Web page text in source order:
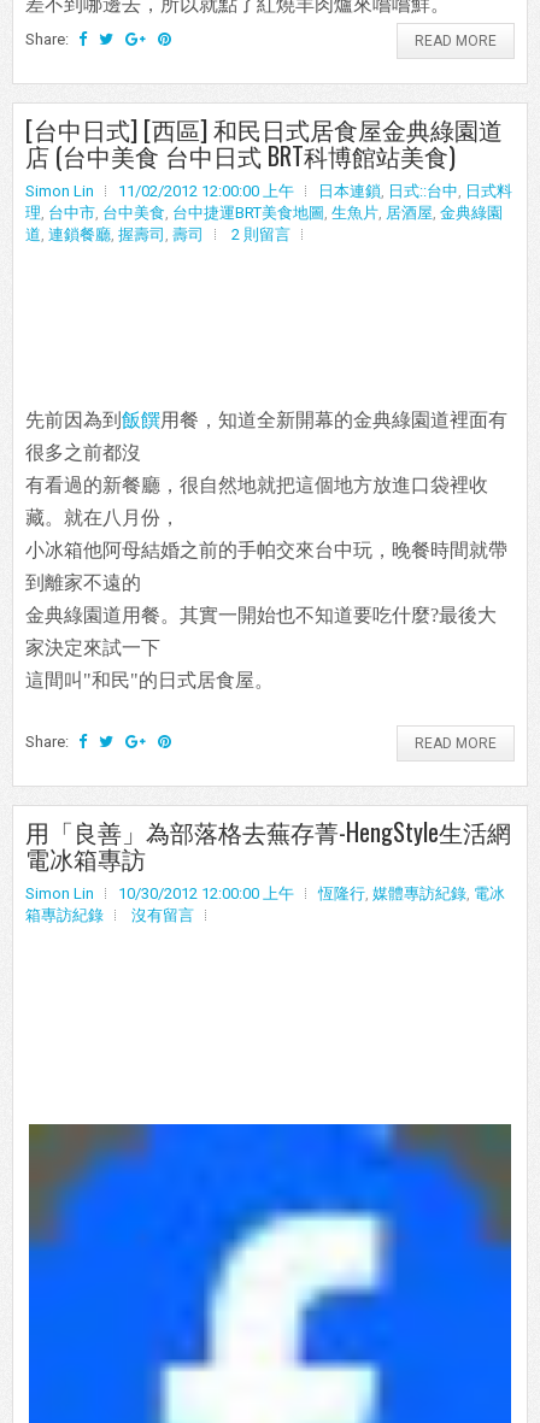
Share: READ MORE
[台中日式] [西區] 和民日式居食屋金典綠園道
店 (台中美食 台中日式 BRT科博館站美食)
Simon Lin 11/02/2012 12:00:00 上午 日本連鎖 日式::台中 日式料
理 台中市 台中美食 台中捷運BRT美食地圖 生魚片 居酒屋 金典綠園
道 連鎖餐廳 握壽司 壽司 2 則留言
先前因為到 飯饌用餐，知道全新開幕的金典綠園道裡面有
很多之前都沒
有看過的新餐廳，很自然地就把這個地方放進口袋裡收
藏。就在八月份，
小冰箱他阿母結婚之前的手帕交來台中玩，晚餐時間就帶
到離家不遠的
金典綠園道用餐。其實一開始也不知道要吃什麼?最後大
家決定來試一下
這間叫"和民"的日式居食屋。
Share: READ MORE
用「良善」為部落格去蕪存菁-HengStyle生活網
電冰箱專訪
Simon Lin 10/30/2012 12:00:00 上午 恆隆行 媒體專訪紀錄 電冰
箱專訪紀錄
沒有留言